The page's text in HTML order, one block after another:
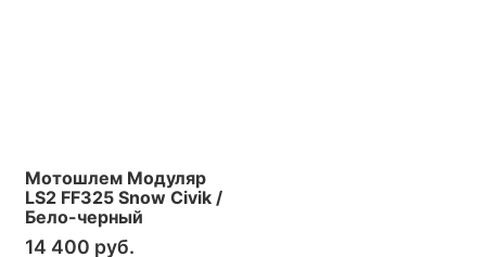
Мотошлем Модуляр
LS2 FF325 Snow Civik /
Бело-черный
14 400 руб.